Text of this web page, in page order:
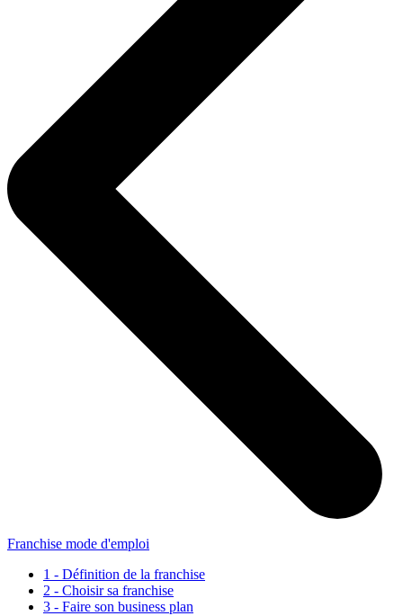
Franchise mode d'emploi
1 - Définition de la franchise
2 - Choisir sa franchise
3 - Faire son business plan